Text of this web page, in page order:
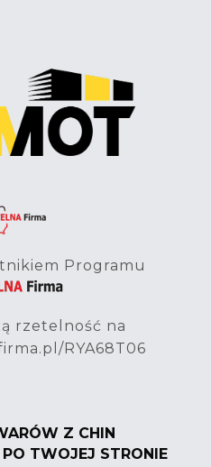
Programu
rzetelność na
RYA68T06
Z CHIN
TWOJEJ STRONIE